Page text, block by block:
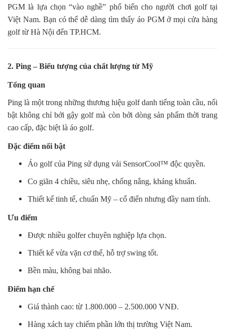
PGM là lựa chọn “vào nghề” phổ biến cho người chơi golf tại
Việt Nam. Bạn có thể dễ dàng tìm thấy áo PGM ở mọi cửa hàng
golf từ Hà Nội đến TP.HCM.
2. Ping – Biểu tượng của chất lượng từ Mỹ
Tổng quan
Ping là một trong những thương hiệu golf danh tiếng toàn cầu, nổi
bật không chỉ bởi gậy golf mà còn bởi dòng sản phẩm thời trang
cao cấp, đặc biệt là áo golf.
Đặc điểm nổi bật
Áo golf của Ping sử dụng vải SensorCool™ độc quyền.
Co giãn 4 chiều, siêu nhẹ, chống nắng, kháng khuẩn.
Thiết kế tinh tế, chuẩn Mỹ – cổ điển nhưng đầy nam tính.
Ưu điểm
Được nhiều golfer chuyên nghiệp lựa chọn.
Thiết kế vừa vặn cơ thể, hỗ trợ swing tốt.
Bền màu, không bai nhão.
Điểm hạn chế
Giá thành cao: từ 1.800.000 – 2.500.000 VNĐ.
Hàng xách tay chiếm phần lớn thị trường Việt Nam.